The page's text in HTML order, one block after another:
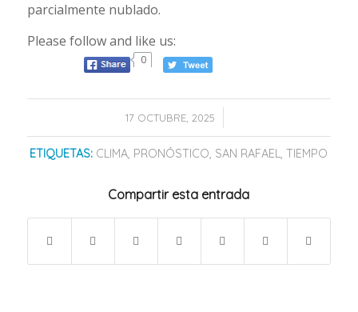
parcialmente nublado.
Please follow and like us:
0
17 OCTUBRE, 2025
/
ETIQUETAS: CLIMA, PRONÓSTICO, SAN RAFAEL,TIEMPO
Compartir esta entrada